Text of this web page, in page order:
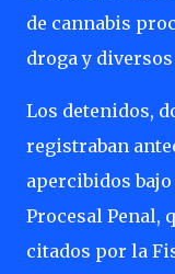
de cannabis
droga y
Los detenidos,
registraban
apercibidos
Procesal Penal,
citados por la